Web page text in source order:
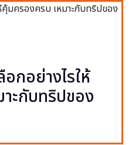
กอย่างไรให้
ะกับทริปของ